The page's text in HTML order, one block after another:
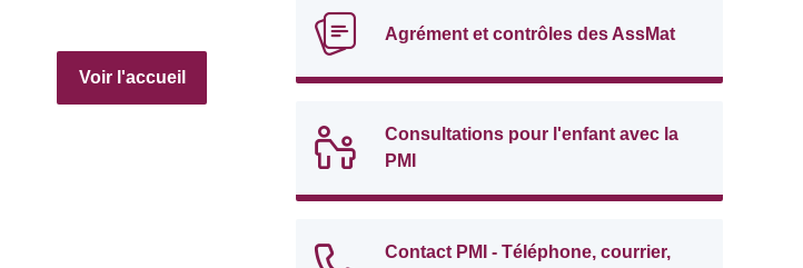
Voir l'accueil
Agrément et contrôles des AssMat
Consultations pour l'enfant avec la
PMI
Contact PMI - Téléphone, courrier,